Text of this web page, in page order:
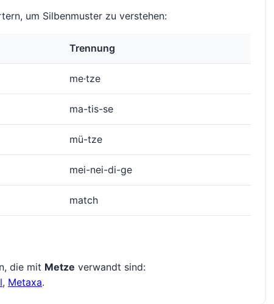
um Silbenmuster zu verstehen:
Trennung
me·tze
ma-tis-se
mü-tze
mei-nei-di-ge
match
die mit Metze verwandt sind:
, Metaxa.